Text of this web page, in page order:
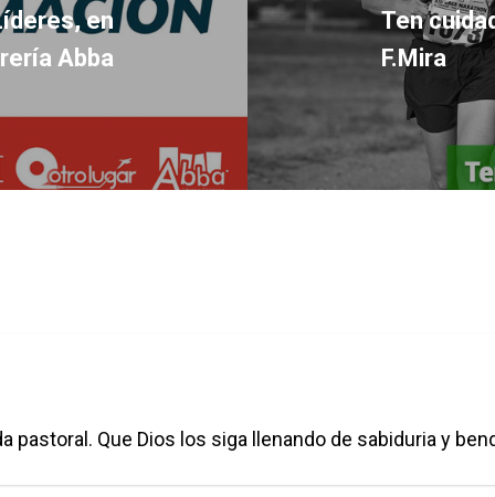
en
Abba
Ten
F.Mira
pastoral. Que Dios los siga llenando de sabiduria y